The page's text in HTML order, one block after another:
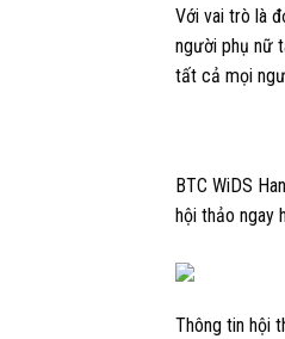
Với vai trò là
người phụ nữ
tất cả mọi
BTC WiDS
hội thảo ngay
Thông tin hội